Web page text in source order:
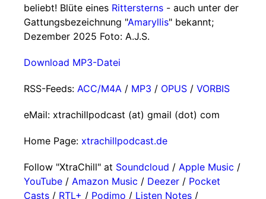
beliebt! Blüte eines Rittersterns - auch unter der
Gattungsbezeichnung "Amaryllis" bekannt;
Dezember 2025 Foto: A.J.S.
Download MP3-Datei
RSS-Feeds: ACC/M4A / MP3 / OPUS / VORBIS
eMail: xtrachillpodcast (at) gmail (dot) com
Home Page: xtrachillpodcast.de
Follow "XtraChill" at Soundcloud / Apple Music /
YouTube / Amazon Music / Deezer / Pocket
Casts / RTL+ / Podimo / Listen Notes /